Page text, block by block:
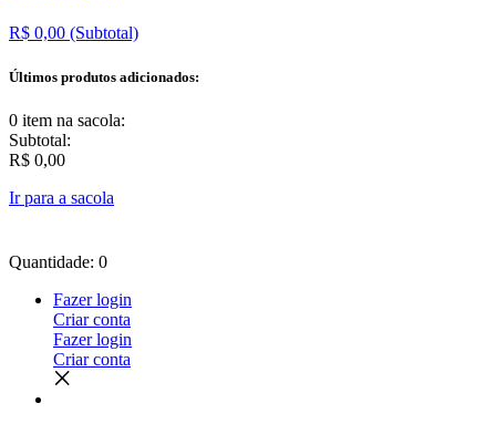
R$ 0,00 (Subtotal)
Últimos produtos adicionados:
0 item na sacola:
Subtotal:
R$ 0,00
Ir para a sacola
Quantidade: 0
Fazer login
Criar conta
Fazer login
Criar conta